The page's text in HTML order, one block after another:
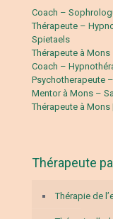
Coach –
Thérapeute –
Spietaels
Thérapeute à Mons
Coach –
Psychotherapeute
Mentor à Mons –
Thérapeute à Mons
Thérapeute
Thérapie de